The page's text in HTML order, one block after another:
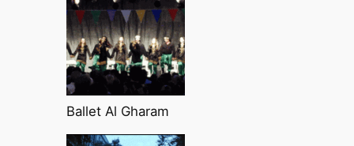
Ballet Al Gharam